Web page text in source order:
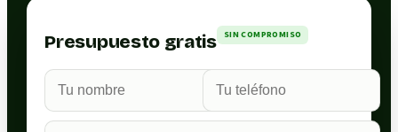
Presupuesto gratis SIN COMPROMISO